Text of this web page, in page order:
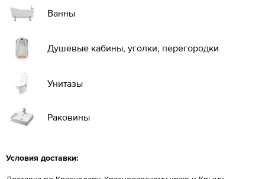
Ванны
Душевые кабины, уголки, перегородки
Унитазы
Раковины
Условия доставки: